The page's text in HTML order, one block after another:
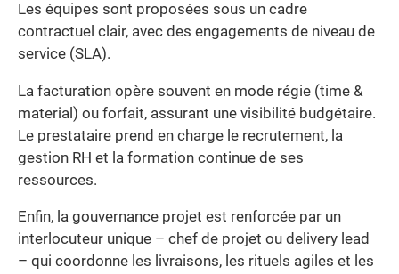
Les équipes sont proposées sous un cadre
contractuel clair, avec des engagements de niveau de
service (SLA).
La facturation opère souvent en mode régie (time &
material) ou forfait, assurant une visibilité budgétaire.
Le prestataire prend en charge le recrutement, la
gestion RH et la formation continue de ses
ressources.
Enfin, la gouvernance projet est renforcée par un
interlocuteur unique – chef de projet ou delivery lead
– qui coordonne les livraisons, les rituels agiles et les